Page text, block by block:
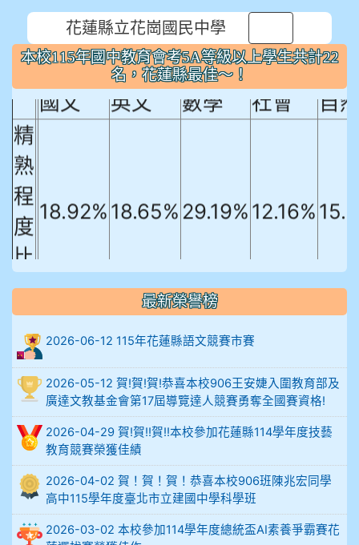
花蓮縣立花崗國民中學
本校115年國中教育會考5A等級以上學生共計22
名，花蓮縣最佳～！
本校115年國中教育會考5A等級以上
學生共計22名，花蓮縣最佳～！
國文
英文 數學 社會
自
精
熟
程
度
比
例
18.92% 18.65% 29.19% 12.16%
906陳兆宏 5A10+ 作文5
912余 嘉 5A10+
914謝佩臻 5A10+
902蘇奕愷
903陳品帆
904彭子庭
最新榮譽榜
2026-06-12 115年花蓮縣語文競賽市賽
2026-05-12 賀!賀!賀!恭喜本校906王安婕入圍教育部及
廣達文教基金會第17屆導覽達人競賽勇奪全國賽資格!
2026-04-29 賀!賀!!賀!!本校參加花蓮縣114學年度技藝
教育競賽榮獲佳績
2026-04-02 賀！賀！賀！恭喜本校906班陳兆宏同學
高中115學年度臺北市立建國中學科學班
2026-03-02 本校參加114學年度總統盃AI素養爭霸賽花